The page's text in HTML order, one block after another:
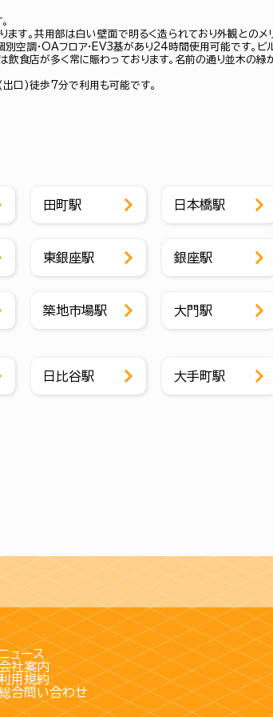
す。共用部は白い壁面で明るく造られており外観とのメ
別空調・OAフロア・EV3基があり24時間使用可能です。ビ
食店が多く常に賑わっております。名前の通り並木の緑
口)徒歩7分で利用も可能です。
田町駅 日本橋駅
東銀座駅 銀座駅
築地市場駅 大門駅
日比谷駅 大手町駅
ニュース
社案内
用規約
合問い合わせ